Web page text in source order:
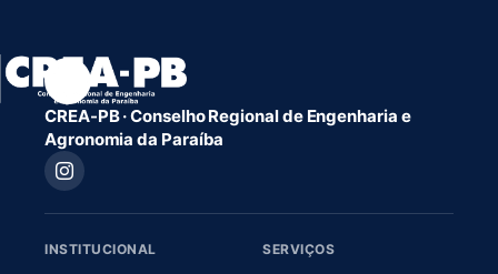
CREA-PB · Conselho Regional de Engenharia e
Agronomia da Paraíba
INSTITUCIONAL SERVIÇOS